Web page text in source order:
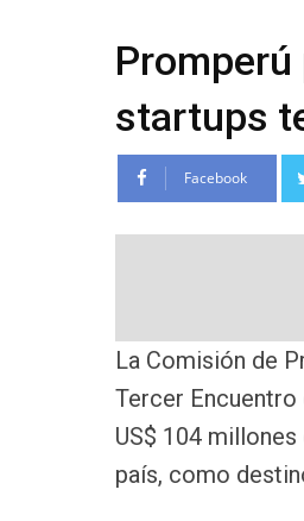
startups
Facebook
La Comisión de
Tercer
US$ 104
país, como